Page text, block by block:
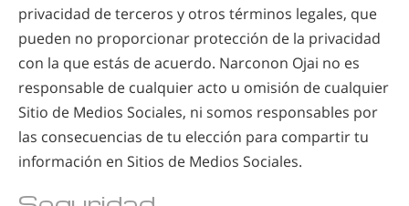
privacidad de terceros y otros términos legales, que
pueden no proporcionar protección de la privacidad
con la que estás de acuerdo. Narconon Ojai no es
responsable de cualquier acto u omisión de cualquier
Sitio de Medios Sociales, ni somos responsables por
las consecuencias de tu elección para compartir tu
información en Sitios de Medios Sociales.